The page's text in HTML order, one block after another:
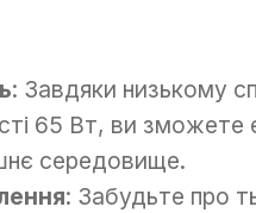
: Завдяки низькому
65 Вт, ви зможете
середовище.
: Забудьте про